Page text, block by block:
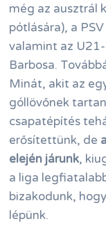
még az ausztrál
pótlására), a
valamint az
Barbosa.
Minát, akit az
góllövőnek
csapatépítés
erősítettünk, de
elején járunk,
a liga
bizakodunk,
lépünk.